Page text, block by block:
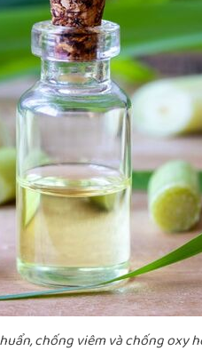
chống viêm và chống oxy